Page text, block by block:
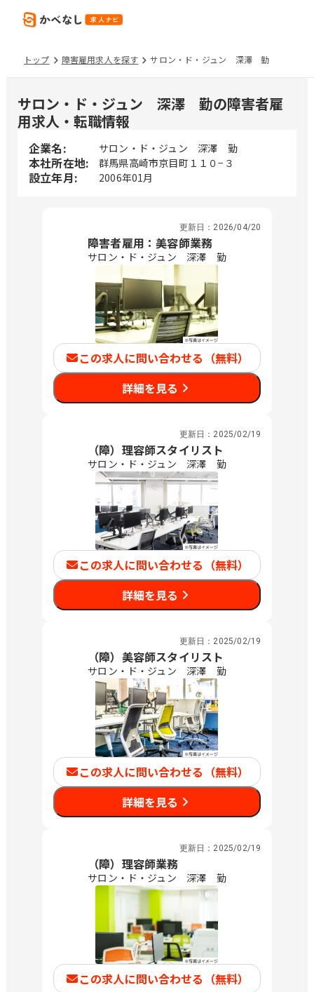
トップ 障害雇用求人を探す サロン・ド・ジュン 深澤 勤
サロン・ド・ジュン 深澤 勤の障害者雇
用求人・転職情報
企業名: サロン・ド・ジュン 深澤 勤
本社所在地: 群馬県高崎市京目町１１０−３
設立年月: 2006年01月
更新日： 2026/04/20
障害者雇用：美容師業務
サロン・ド・ジュン 深澤 勤
この求人に問い合わせる（無料）
詳細を見る
更新日： 2025/02/19
（障）理容師スタイリスト
サロン・ド・ジュン 深澤 勤
この求人に問い合わせる（無料）
詳細を見る
更新日： 2025/02/19
（障）美容師スタイリスト
サロン・ド・ジュン 深澤 勤
この求人に問い合わせる（無料）
詳細を見る
更新日： 2025/02/19
（障）理容師業務
サロン・ド・ジュン 深澤 勤
この求人に問い合わせる（無料）